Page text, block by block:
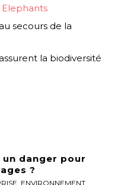
secours de la
la biodiversité
danger pour
?
ENVIRONNEMENT